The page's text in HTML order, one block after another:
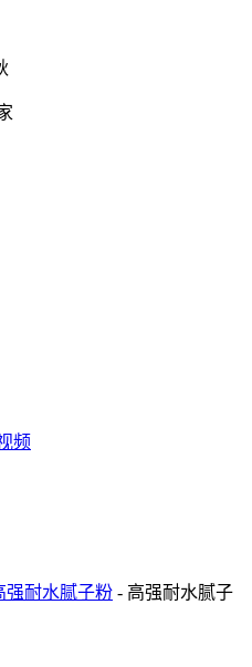
频
强耐水腻子粉 - 高强耐水腻子